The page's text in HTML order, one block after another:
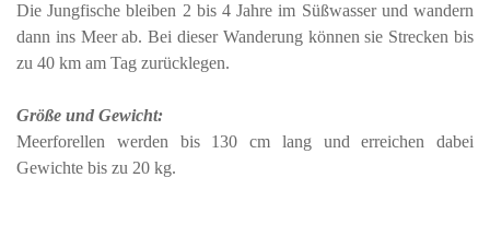
Die Jungfische bleiben 2 bis 4 Jahre im Süßwasser und wandern
dann ins Meer ab. Bei dieser Wanderung können sie Strecken bis
zu 40 km am Tag zurücklegen.
Größe und Gewicht:
Meerforellen werden bis 130 cm lang und erreichen dabei
Gewichte bis zu 20 kg.